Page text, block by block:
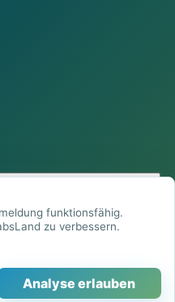
MINT-
funktionsfähig.
zu verbessern.
Analyse erlauben